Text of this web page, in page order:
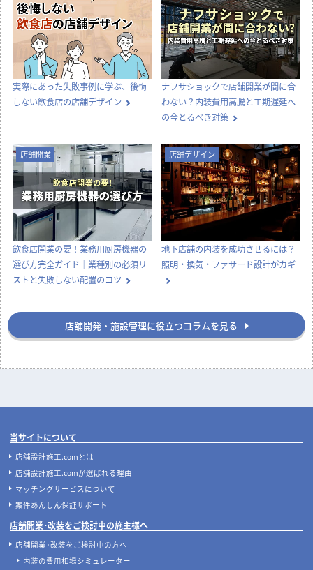
実際にあった失敗事例に学ぶ、後悔
しない飲食店の店舗デザイン
ナフサショックで店舗開業が間に合
わない？内装費用高騰と工期遅延へ
の今とるべき対策
店舗開業
飲食店開業の要！業務用厨房機器の
選び方完全ガイド｜業種別の必須リ
ストと失敗しない配置のコツ
店舗デザイン
地下店舗の内装を成功させるには？
照明・換気・ファサード設計がカギ
店舗開発・施設管理に役立つコラムを見る
当サイトについて
店舗設計施工.comとは
店舗設計施工.comが選ばれる理由
マッチングサービスについて
案件あんしん保証サポート
店舗開業･改装をご検討中の施主様へ
店舗開業･改装をご検討中の方へ
内装の費用相場シミュレーター